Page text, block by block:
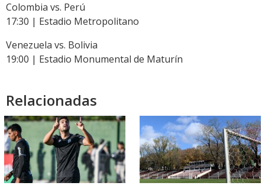
Colombia vs. Perú
17:30 | Estadio Metropolitano
Venezuela vs. Bolivia
19:00 | Estadio Monumental de Maturín
Relacionadas